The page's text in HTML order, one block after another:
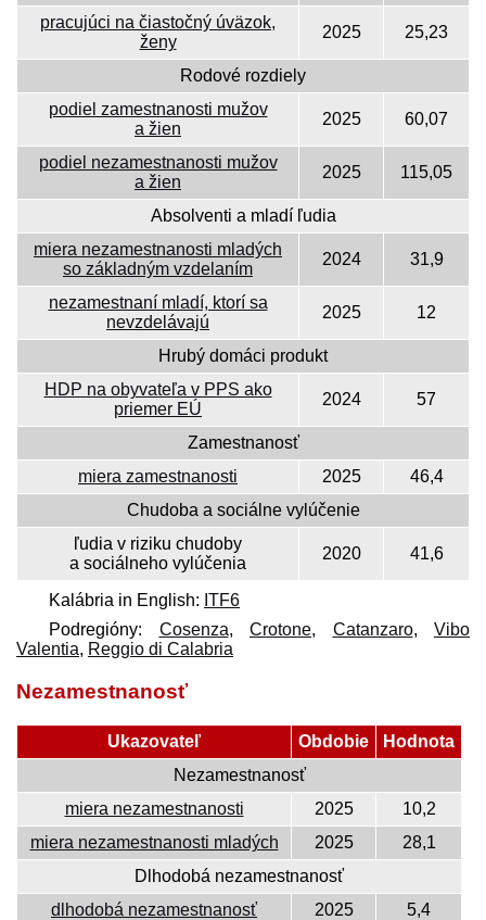
pracujúci na čiastočný úväzok,
ženy
2025 25,23
Rodové rozdiely
podiel zamestnanosti mužov
a žien
2025 60,07
podiel nezamestnanosti mužov
a žien
2025 115,05
Absolventi a mladí ľudia
miera nezamestnanosti mladých
so základným vzdelaním
2024 31,9
nezamestnaní mladí, ktorí sa
nevzdelávajú
2025 12
Hrubý domáci produkt
HDP na obyvateľa v PPS ako
priemer EÚ
2024 57
Zamestnanosť
miera zamestnanosti
2025
46,4
Chudoba a sociálne vylúčenie
ľudia v riziku chudoby
a sociálneho vylúčenia
2020 41,6
Kalábria in English: ITF6
Podregióny: Cosenza, Crotone, Catanzaro, Vibo
Valentia, Reggio di Calabria
Nezamestnanosť
Ukazovateľ Obdobie
Hodnota
Nezamestnanosť
miera nezamestnanosti
2025
10,2
miera nezamestnanosti mladých
2025
28,1
Dlhodobá nezamestnanosť
dlhodobá nezamestnanosť
2025
5,4